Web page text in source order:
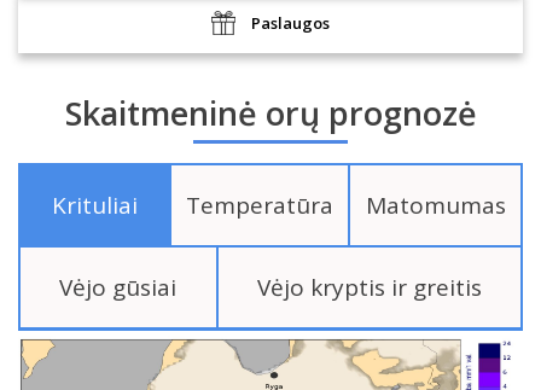
Paslaugos
Skaitmeninė orų prognozė
Krituliai Temperatūra Matomumas
Vėjo gūsiai Vėjo kryptis ir greitis